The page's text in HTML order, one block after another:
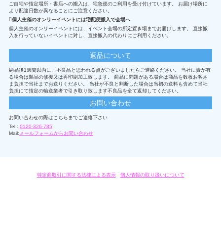
ご自宅や指定場所・書店への搬入は、宅急便のご利用を受け付けています。 お届け場所に
より配達日数が異なることにご注意ください。
個人主催のオンリーイベントには宅配便搬入で会場へ
個人主催のオンリーイベントには、イベント会場の所定置き場までお届けします。 直接搬
入を行っていないイベントに対し、直接搬入の代わりにご利用ください。
返品について
納品後1週間以内に、不良品と思われる点がございましたらご連絡ください。 当社に責が有
る場合は製品の修復又は再印刷加工致します。 商品に問題がある場合は商品を数枚お客さ
ま負担で当社までお送りください。 当社が不良と判断した場合は当初の送料も含めて当社
負担にて指定の輸送業者で引き取り致します不良品を全て返却してください。
お問い合わせ
お問い合わせの際はこちらまでご連絡下さい
Tel : 0120-326-785
Mail: メールフォームからお問い合わせ
特定商取引に関する法律による表示/ 個人情報の取り扱いについて